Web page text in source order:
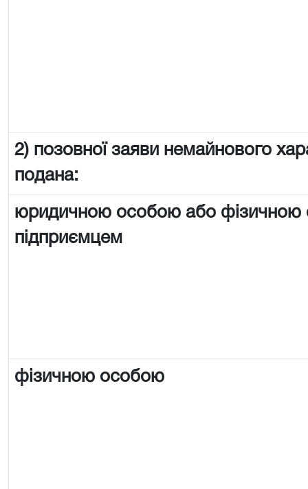
2) позовної заяви немайнового
подана:
юридичною особою або
підприємцем
фізичною особою